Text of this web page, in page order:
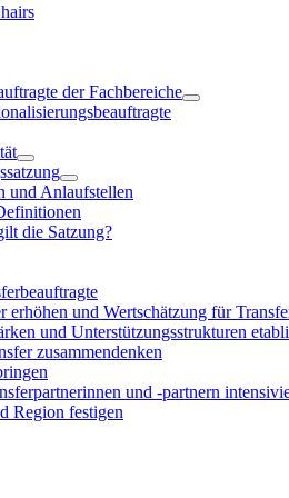
der Fachbereiche
und Anlaufstellen
die Satzung?
erhöhen und Wertschätzung für
und Unterstützungsstrukturen
zusammendenken
und -partnern
Region festigen